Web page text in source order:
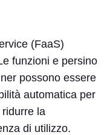
(FaaS)
funzioni e persino
possono essere
automatica per
la
di utilizzo.